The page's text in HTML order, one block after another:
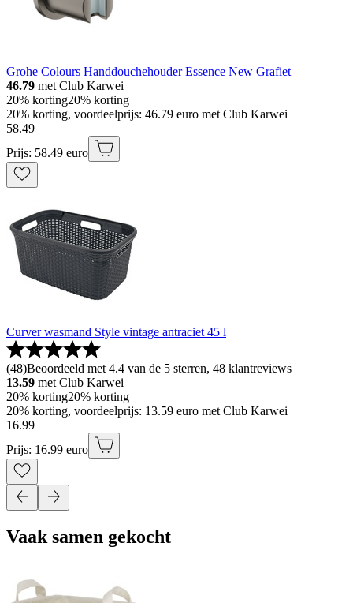
Grohe Colours Handdouchehouder Essence New Grafiet
46.79 met Club Karwei
20% korting20% korting
20% korting, voordeelprijs: 46.79 euro met Club Karwei
58.49
Prijs: 58.49 euro
Curver wasmand Style vintage antraciet 45 l
(48)Beoordeeld met 4.4 van de 5 sterren, 48 klantreviews
13.59 met Club Karwei
20% korting20% korting
20% korting, voordeelprijs: 13.59 euro met Club Karwei
16.99
Prijs: 16.99 euro
Vaak samen gekocht